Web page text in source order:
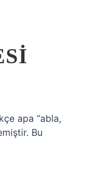
apa “abla,
Bu